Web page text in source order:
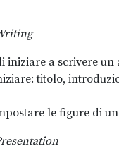
iniziare a scrivere
titolo,
le figure di